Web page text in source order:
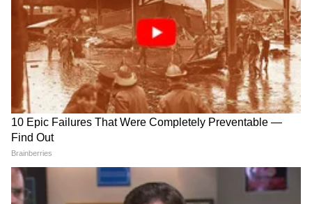
Image Credit :Lava
6000mAh बॅटरीचा फोन
फोटो आणि व्हिडिओसाठी या फोनमध्ये 13 मेगापिक्सेलचा
रिअर कॅमेरा आणि 5 मेगापिक्सेलचा फ्रंट कॅमेरा आहे. पण
या स्मार्टफोनचं मुख्य आकर्षण म्हणजे याची 6000mAh